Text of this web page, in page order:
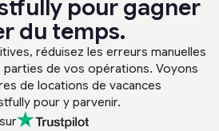
pour gagner
du temps.
réduisez les erreurs manuelles
de vos opérations. Voyons
de locations de vacances
pour y parvenir.
sur